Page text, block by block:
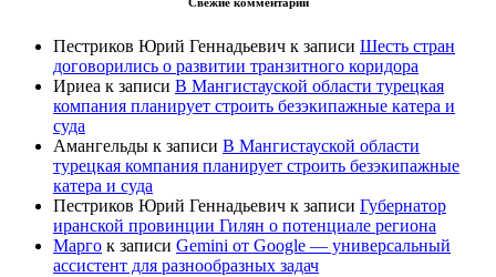
Пестриков Юрий Геннадьевич к записи Шесть стран
договорились о развитии транзитного коридора
Ириеа к записи В Мангистауской области турецкая
компания планирует строить безэкипажные катера и
суда
Амангельды к записи В Мангистауской области
турецкая компания планирует строить безэкипажные
катера и суда
Пестриков Юрий Геннадьевич к записи Губернатор
иранской провинции Гилян о потенциале региона
Марго к записи Gemini от Google — универсальный
ассистент для разнообразных задач